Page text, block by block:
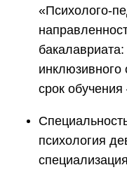
«Психолого-
срок обучения
психология